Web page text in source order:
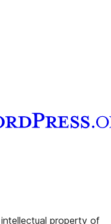
Tumblr account
property of